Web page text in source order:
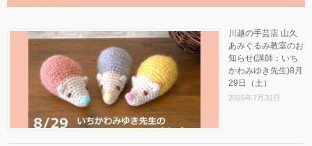
川越の手芸店 山久
あみぐるみ教室のお
知らせ(講師：いち
かわみゆき先生)8月
29日（土）
2026年7月31日